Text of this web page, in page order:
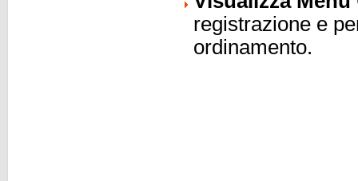
registrazione e
ordinamento.